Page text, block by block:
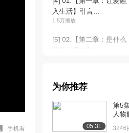
手机看
入生活】引言...
1.5万播放
[5] 02.【第二章：是什么
蒙蔽了爱？】...
[7] 03.【第三章：区分观
察和评论】开...
为你推荐
05:31
第5
人物
3246